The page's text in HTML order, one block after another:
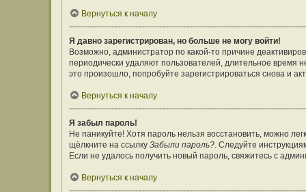
Вернуться к началу
Я давно зарегистрирован, но больше не могу войти!
Возможно, администратор по какой-то причине
периодически удаляют пользователей, длительное
это произошло, попробуйте зарегистрироваться снова и
Вернуться к началу
Я забыл пароль!
Не паникуйте! Хотя пароль нельзя восстановить, можно
щёлкните на ссылку Забыли пароль?. Следуйте
Если не удалось получить новый пароль, свяжитесь с
Вернуться к началу